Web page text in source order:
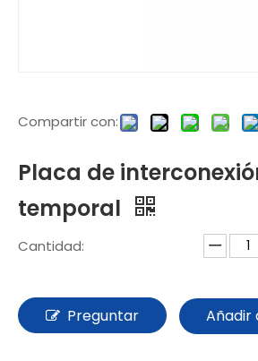
Compartir con:
Placa de
temporal
Cantidad:
Preguntar Añadir